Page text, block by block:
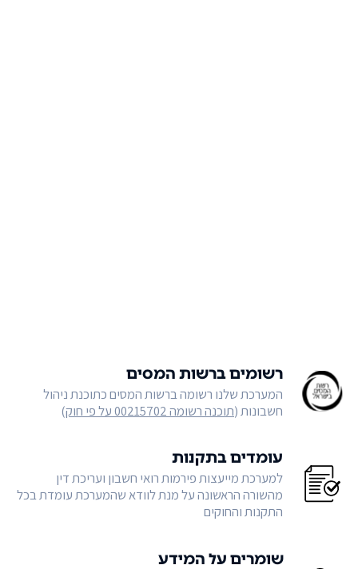
רשומים ברשות המסים
המערכת שלנו רשומה ברשות המסים כתוכנת ניהול
חשבונות (תוכנה רשומה 00215702 על פי חוק )
עומדים בתקנות
למערכת מייעצות פירמות רואי חשבון ועריכת דין
מהשורה הראשונה על מנת לוודא שהמערכת עומדת בכל
התקנות והחוקים
שומרים על המידע